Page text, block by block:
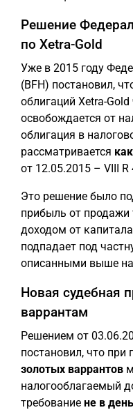
Решение
по Xetra-Gold
Уже в 2015 году
(BFH) постановил,
облигаций Xetra-Gold
освобождается от
облигация в
рассматривается
от 12.05.2015 – VIII
Это решение было
прибыль от продажи
доходом от капитала
подпадает под
описанными выше
Новая судебная
варрантам
Решением от
постановил, что
золотых варрантов
налогооблагаемый
требование не в